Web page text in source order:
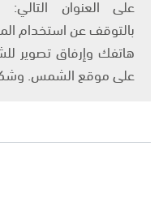
بالتوقف عن استخدام
هاتفك وإرفاق تصوير
على موقع الشمس.